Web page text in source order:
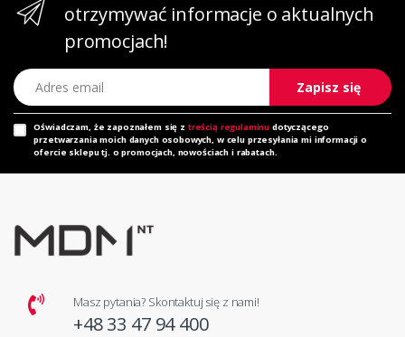
otrzymywać informacje o aktualnych
promocjach!
Adres email
Zapisz się
Oświadczam, że zapoznałem się z treścią regulaminu dotyczącego
przetwarzania moich danych osobowych, w celu przesyłania mi informacji o
ofercie sklepu tj. o promocjach, nowościach i rabatach.
Masz pytania? Skontaktuj się z nami!
+48 33 47 94 400